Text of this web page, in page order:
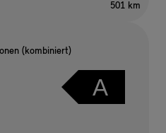
501 km
(kombiniert)
A